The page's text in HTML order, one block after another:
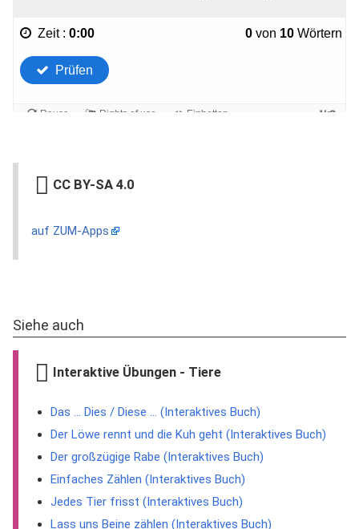
CC BY-SA 4.0
auf ZUM-Apps
Siehe auch
Interaktive Übungen - Tiere
Das ... Dies / Diese ... (Interaktives Buch)
Der Löwe rennt und die Kuh geht (Interaktives Buch)
Der großzügige Rabe (Interaktives Buch)
Einfaches Zählen (Interaktives Buch)
Jedes Tier frisst (Interaktives Buch)
Lass uns Beine zählen (Interaktives Buch)